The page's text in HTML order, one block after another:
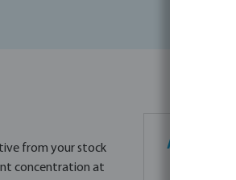
from your stock
concentration at
At a glance